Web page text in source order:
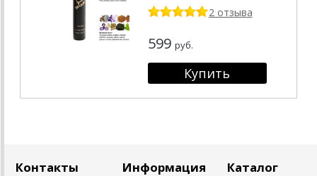
2 отзыва
599 руб.
Контакты Информация Каталог